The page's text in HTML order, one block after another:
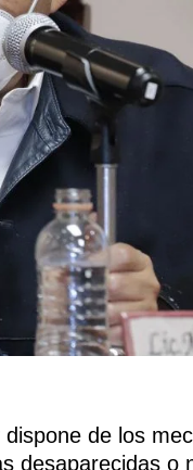
de los
desaparecidas o